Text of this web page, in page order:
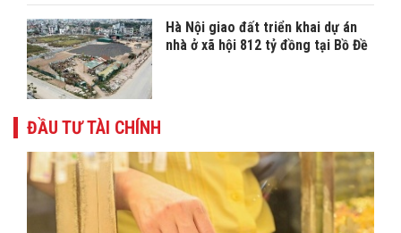
Hà Nội giao đất triển khai dự án
nhà ở xã hội 812 tỷ đồng tại Bồ Đề
ĐẦU TƯ TÀI CHÍNH